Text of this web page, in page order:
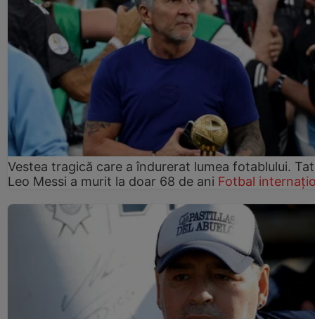
Vestea tragică care a îndurerat lumea fotablului.
Leo Messi a murit la doar 68 de ani Fotbal